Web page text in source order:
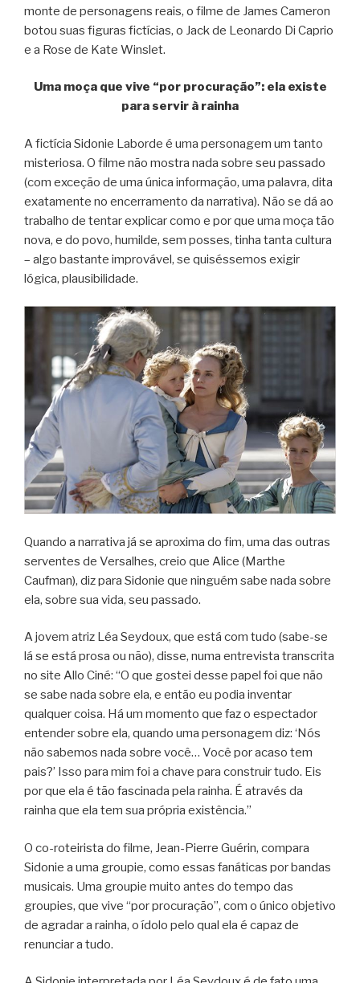
monte de personagens reais, o filme de James Cameron
botou suas figuras fictícias, o Jack de Leonardo Di Caprio
e a Rose de Kate Winslet.
Uma moça que vive “por procuração”: ela existe
para servir à rainha
A fictícia Sidonie Laborde é uma personagem um tanto
misteriosa. O filme não mostra nada sobre seu passado
(com exceção de uma única informação, uma palavra, dita
exatamente no encerramento da narrativa). Não se dá ao
trabalho de tentar explicar como e por que uma moça tão
nova, e do povo, humilde, sem posses, tinha tanta cultura
– algo bastante improvável, se quiséssemos exigir
lógica, plausibilidade.
Quando a narrativa já se aproxima do fim, uma das outras
serventes de Versalhes, creio que Alice (Marthe
Caufman), diz para Sidonie que ninguém sabe nada sobre
ela, sobre sua vida, seu passado.
A jovem atriz Léa Seydoux, que está com tudo (sabe-se
lá se está prosa ou não), disse, numa entrevista transcrita
no site Allo Ciné: “O que gostei desse papel foi que não
se sabe nada sobre ela, e então eu podia inventar
qualquer coisa. Há um momento que faz o espectador
entender sobre ela, quando uma personagem diz: ‘Nós
não sabemos nada sobre você… Você por acaso tem
pais?’ Isso para mim foi a chave para construir tudo. Eis
por que ela é tão fascinada pela rainha. É através da
rainha que ela tem sua própria existência.”
O co-roteirista do filme, Jean-Pierre Guérin, compara
Sidonie a uma groupie, como essas fanáticas por bandas
musicais. Uma groupie muito antes do tempo das
groupies, que vive “por procuração”, com o único objetivo
de agradar a rainha, o ídolo pelo qual ela é capaz de
renunciar a tudo.